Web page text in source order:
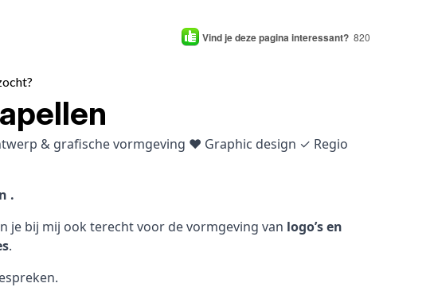
Vind je deze pagina interessant? 820
& grafische vormgeving ♥ Graphic design ✓ Regio
.
je bij mij ook terecht voor de vormgeving van logo’s en
.